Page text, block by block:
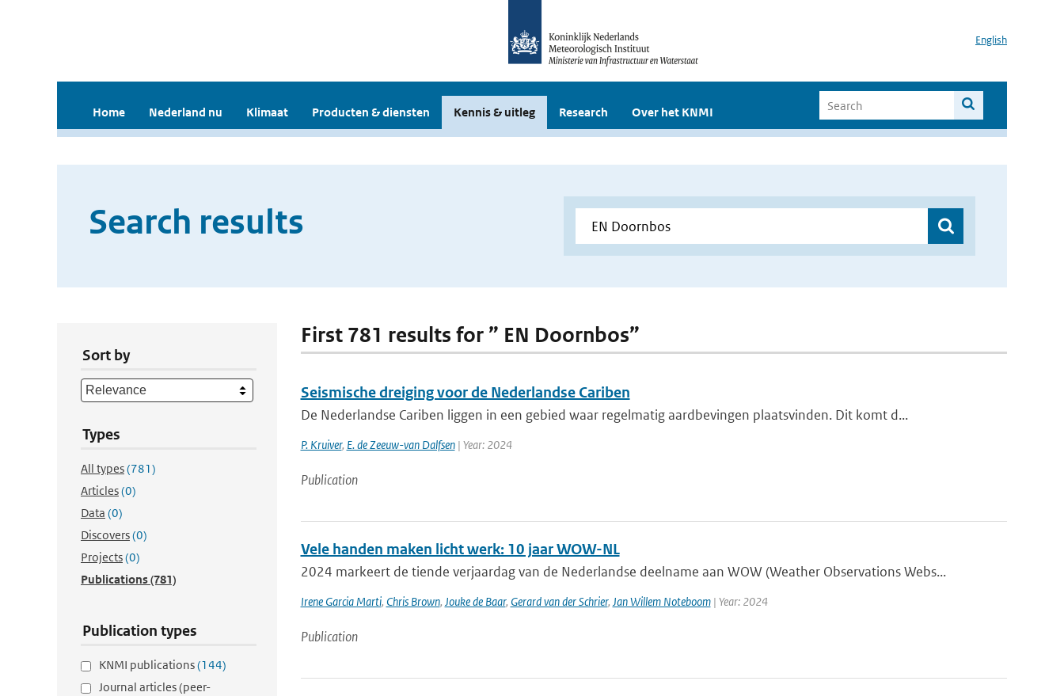
English
Home Nederland nu Klimaat Producten & diensten Kennis & uitleg Research Over het KNMI
Search results
Sort by
Types
All types(781)
Articles(0)
Data (0)
Discovers(0)
Projects(0)
Publications(781)
Publication types
KNMI publications(144)
Journal articles (peer-
First 781 results for ” EN Doornbos”
Seismische dreiging voor de Nederlandse Cariben
De Nederlandse Cariben liggen in een gebied waar regelmatig aardbevingen plaatsvinden. Dit komt d...
P. Kruiver, E. de Zeeuw-van Dalfsen| Year: 2024
Publication
Vele handen maken licht werk: 10 jaar WOW-NL
2024 markeert de tiende verjaardag van de Nederlandse deelname aan WOW (Weather Observations Webs...
Irene Garcia Marti, Chris Brown, Jouke de Baar, Gerard van der Schrier, Jan Willem Noteboom| Year: 2024
Publication